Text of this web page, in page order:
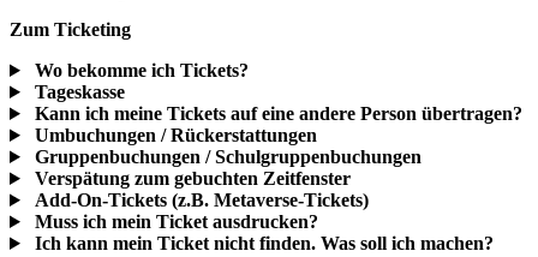
Zum Ticketing
Wo bekomme ich Tickets?
Tageskasse
Kann ich meine Tickets auf eine andere Person übertragen?
Umbuchungen / Rückerstattungen
Gruppenbuchungen / Schulgruppenbuchungen
Verspätung zum gebuchten Zeitfenster
Add-On-Tickets (z.B. Metaverse-Tickets)
Muss ich mein Ticket ausdrucken?
Ich kann mein Ticket nicht finden. Was soll ich machen?